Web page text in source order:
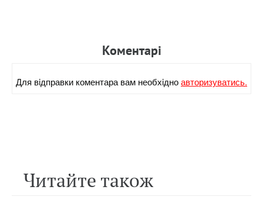
Коментарi
Для вiдправки коментара вам необхiдноавторизуватись.
Читайте також